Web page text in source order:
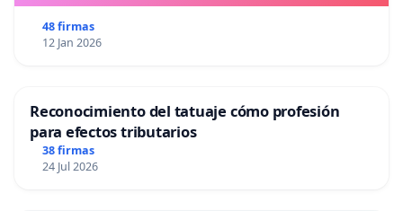
48 firmas
12 Jan 2026
Reconocimiento del tatuaje cómo profesión
para efectos tributarios
38 firmas
24 Jul 2026